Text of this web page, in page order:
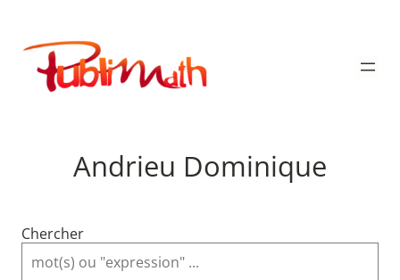
contenu
Publimath
Andrieu Dominique
Chercher